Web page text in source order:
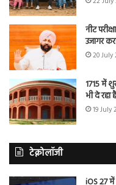
नीट
उजागर
20 July
1715 में
भी दे रहा
19 July
टेक्नोलॉजी